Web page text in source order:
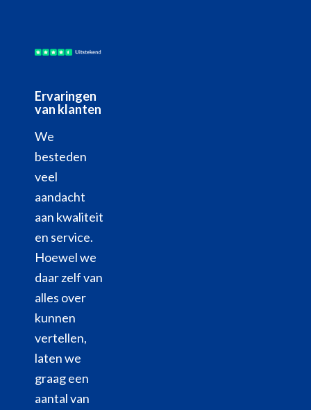
Ervaringen
van klanten
We
besteden
veel
aandacht
aan kwaliteit
en service.
Hoewel we
daar zelf van
alles over
kunnen
vertellen,
laten we
graag een
aantal van